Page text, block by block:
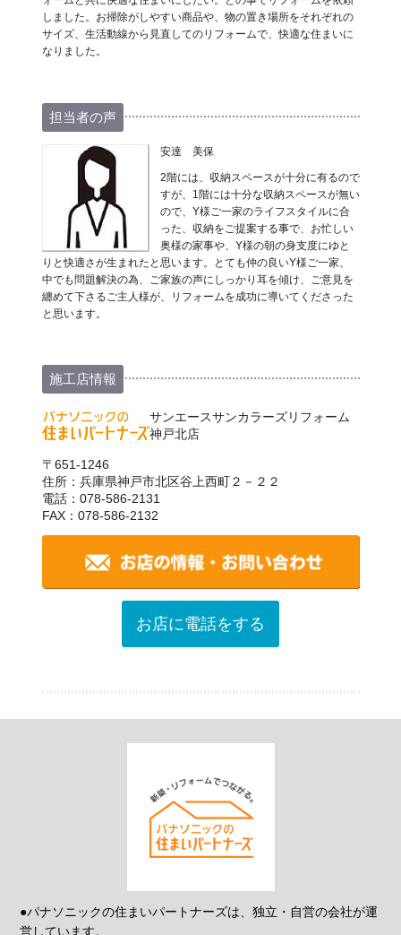
しました。お掃除がしやすい商品や、物の置き場所をそれぞれの
サイズ、生活動線から見直してのリフォームで、快適な住まいに
なりました。
担当者の声
安達 美保
2階には、収納スペースが十分に有るので
すが、1階には十分な収納スペースが無い
ので、Y様ご一家のライフスタイルに合
った、収納をご提案する事で、お忙しい
奥様の家事や、Y様の朝の身支度にゆと
りと快適さが生まれたと思います。とても仲の良いY様ご一家、
中でも問題解決の為、ご家族の声にしっかり耳を傾け、ご意見を
纏めて下さるご主人様が、リフォームを成功に導いてくださった
と思います。
施工店情報
サンエースサンカラーズリフォーム
神戸北店
〒651-1246
住所：兵庫県神戸市北区谷上西町２－２２
電話：078-586-2131
FAX：078-586-2132
お店に電話をする
●パナソニックの住まいパートナーズは、独立・自営の会社が運
営しています。